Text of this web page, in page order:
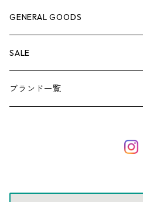
ケミカル
その他
冬季用品
その他
クーラーボックス
ナイフ
車外グッズ
芳香剤
トップス
ボトムス
アンダーウェア
グローブ
GENERAL GOODS
ウォレット
エアーフレッシュナー
SALE
ブランド一覧
BEHRENS